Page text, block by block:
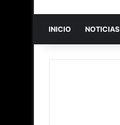
INICIO NOTICIAS